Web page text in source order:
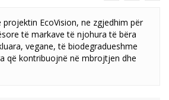
EcoVision, ne zgjedhim për
të markave të njohura të bëra
vegane, të biodegradueshme
që kontribuojnë në mbrojtjen dhe